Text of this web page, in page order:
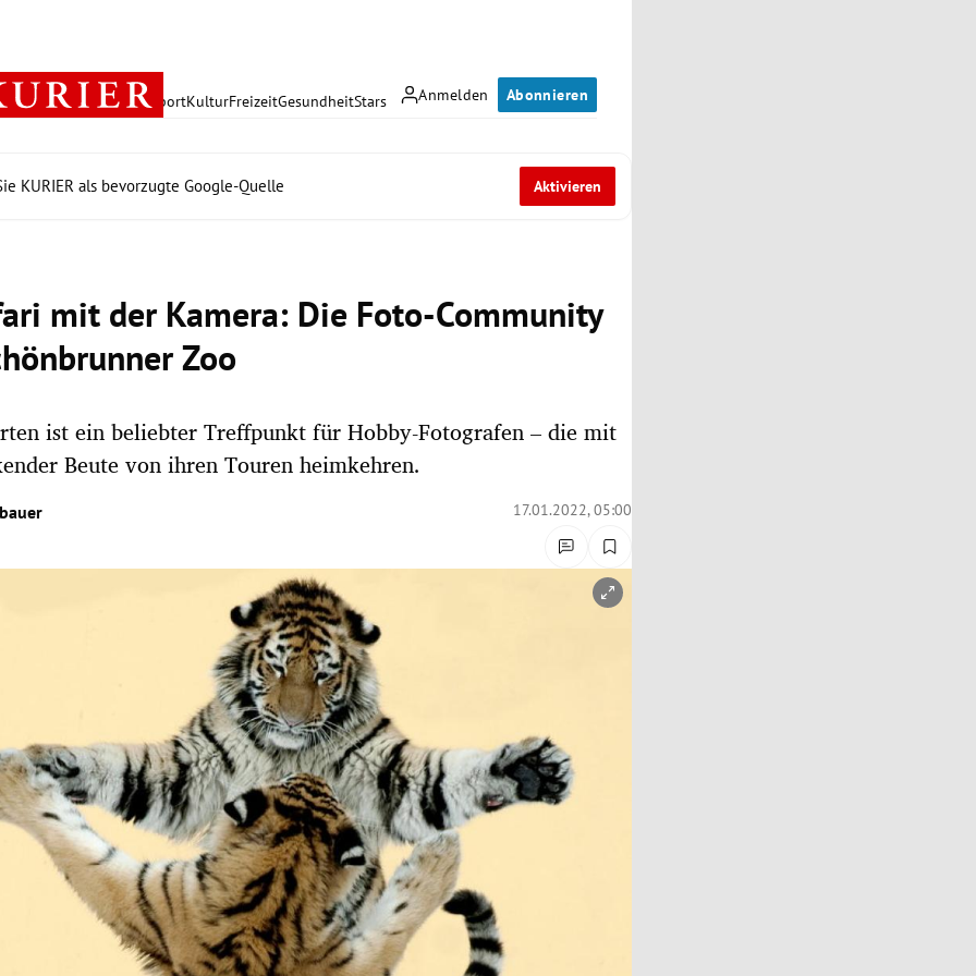
Anmelden Abonnieren
PolitikWirtschaft SportKulturFreizeitGesundheitStars
KURIER als bevorzugte Google-Quelle Aktivieren
mit der Kamera: Die Foto-Community
Zoo
ist ein beliebter Treffpunkt für Hobby-Fotografen – die mit
Beute von ihren Touren heimkehren.
17.01.2022, 05:00
öffnen/schließen